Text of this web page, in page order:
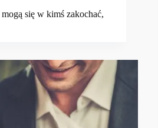
się w kimś zakochać,